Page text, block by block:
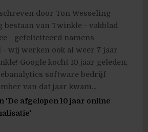
door Ton Wesseling
bestaan van Twinkle - vakblad
- gefeliciteerd namens
- wij werken ook al weer 7 jaar
Google kocht 10 jaar geleden,
software bedrijf
van dat jaar kwam...
'De afgelopen 10 jaar online